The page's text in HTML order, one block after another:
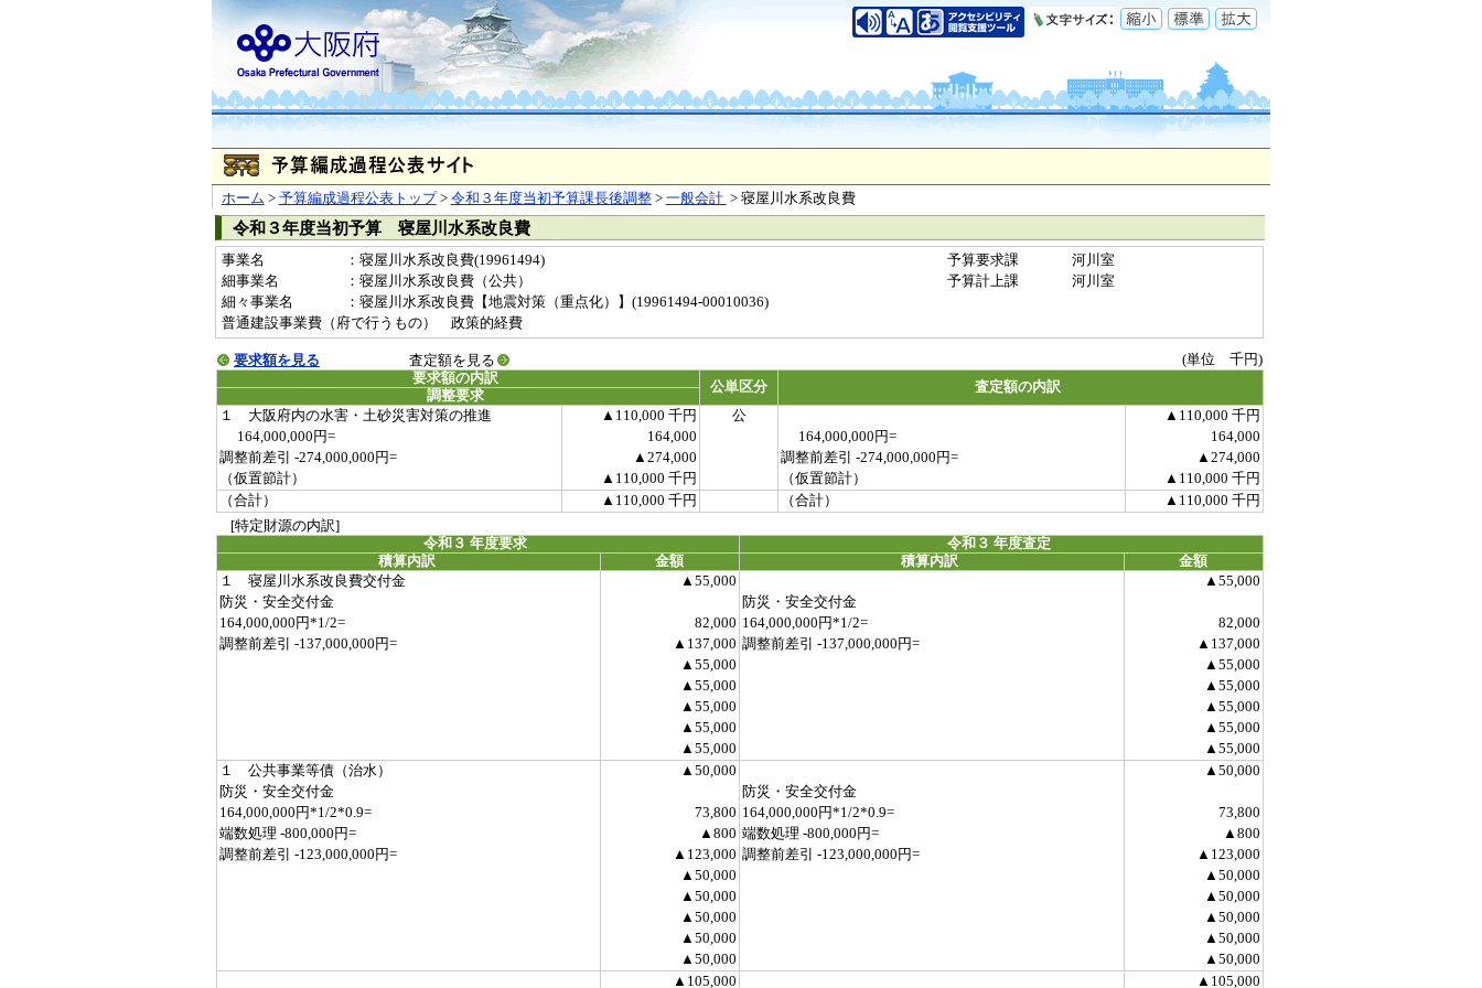
ホーム > 予算編成過程公表トップ> 令和３年度当初予算課長後調整> 一般会計 > 寝屋川水系改良費
令和３年度当初予算 寝屋川水系改良費
事業名 ：寝屋川水系改良費(19961494) 予算要求課
河川室
細事業名
：寝屋川水系改良費（公共） 予算計上課
河川室
細々事業名
：寝屋川水系改良費【地震対策（重点化）】(19961494-00010036)
普通建設事業費（府で行うもの） 政策的経費
要求額を見る 査定額を見る
(単位 千円)
要求額の内訳
公単区分 査定額の内訳
調整要求
１ 大阪府内の水害・土砂災害対策の推進
▲110,000 千円 公
▲110,000 千円
164,000,000円=
164,000 164,000,000円=
164,000
調整前差引 -274,000,000円=
▲274,000 調整前差引 -274,000,000円=
▲274,000
（仮置節計）
▲110,000 千円 （仮置節計）
▲110,000 千円
（合計）
▲110,000 千円 （合計）
▲110,000 千円
[特定財源の内訳]
令和３ 年度要求
令和３ 年度査定
積算内訳
金額 積算内訳
金額
１ 寝屋川水系改良費交付金
▲55,000
▲55,000
防災・安全交付金
防災・安全交付金
164,000,000円*1/2=
82,000 164,000,000円*1/2=
82,000
調整前差引 -137,000,000円=
▲137,000 調整前差引 -137,000,000円=
▲137,000
▲55,000
▲55,000
▲55,000
▲55,000
▲55,000
▲55,000
▲55,000
▲55,000
▲55,000
▲55,000
１ 公共事業等債（治水）
▲50,000
▲50,000
防災・安全交付金
防災・安全交付金
164,000,000円*1/2*0.9=
73,800 164,000,000円*1/2*0.9=
73,800
端数処理 -800,000円=
▲800 端数処理 -800,000円=
▲800
調整前差引 -123,000,000円=
▲123,000 調整前差引 -123,000,000円=
▲123,000
▲50,000
▲50,000
▲50,000
▲50,000
▲50,000
▲50,000
▲50,000
▲50,000
▲50,000
▲50,000
▲105,000
▲105,000